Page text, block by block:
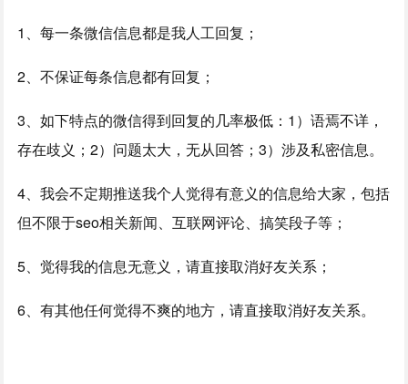
1、每一条微信信息都是我人工回复；
2、不保证每条信息都有回复；
3、如下特点的微信得到回复的几率极低：1）语焉不详，
存在歧义；2）问题太大，无从回答；3）涉及私密信息。
4、我会不定期推送我个人觉得有意义的信息给大家，包括
但不限于seo相关新闻、互联网评论、搞笑段子等；
5、觉得我的信息无意义，请直接取消好友关系；
6、有其他任何觉得不爽的地方，请直接取消好友关系。